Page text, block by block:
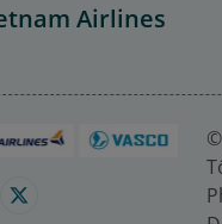
Airlines